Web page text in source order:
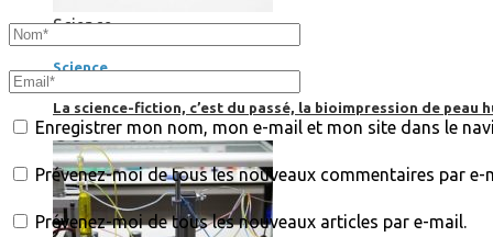
Science
Science
La science-fiction, c’est du passé, la bioimpression de peau
Enregistrer mon nom, mon e-mail et mon site dans le
Prévenez-moi de tous les nouveaux commentaires par e-
Prévenez-moi de tous les nouveaux articles par e-mail.